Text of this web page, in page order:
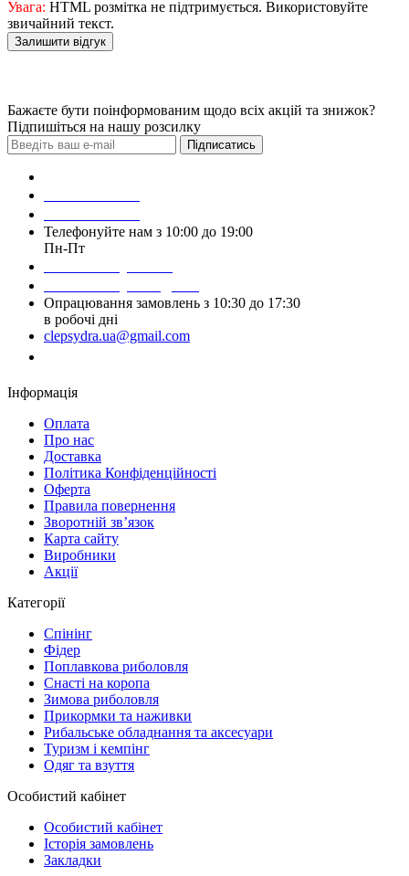
Увага: HTML розмітка не підтримується. Використовуйте
звичайний текст.
Залишити відгук
Бажаєте бути поінформованим щодо всіх акцій та знижок?
Підпишіться на нашу розсилку
Підписатись
Телефонуйте нам з 10:00 до 19:00
Пн-Пт
Опрацювання замовлень з 10:30 до 17:30
в робочі дні
clepsydra.ua@gmail.com
Інформація
Оплата
Про нас
Доставка
Політика Конфіденційності
Оферта
Правила повернення
Зворотній зв’язок
Карта сайту
Виробники
Акції
Категорії
Спінінг
Фідер
Поплавкова риболовля
Снасті на коропа
Зимова риболовля
Прикормки та наживки
Рибальське обладнання та аксесуари
Туризм і кемпінг
Одяг та взуття
Особистий кабінет
Особистий кабінет
Історія замовлень
Закладки